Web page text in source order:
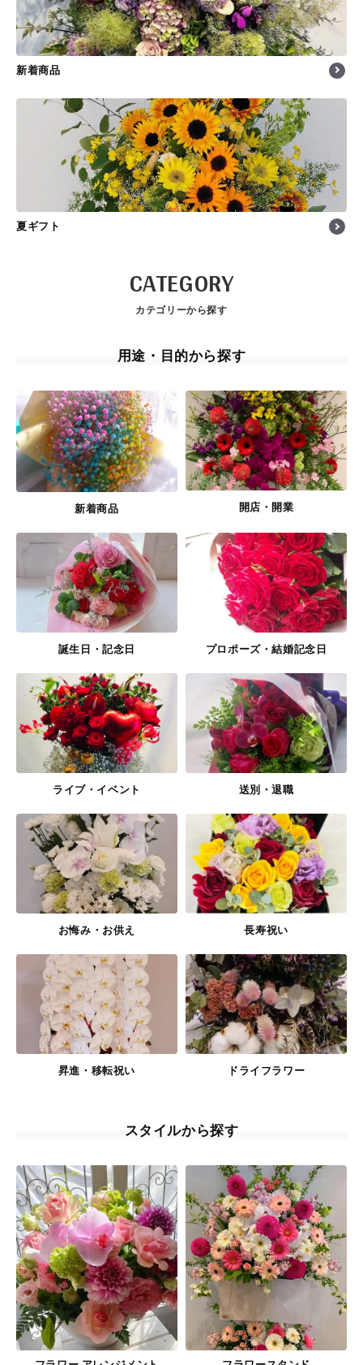
新着商品
夏ギフト
CATEGORY
カテゴリーから探す
用途・目的から探す
新着商品 開店・開業
誕生日・記念日 プロポーズ・結婚記念日
ライブ・イベント 送別・退職
お悔み・お供え 長寿祝い
昇進・移転祝い ドライフラワー
スタイルから探す